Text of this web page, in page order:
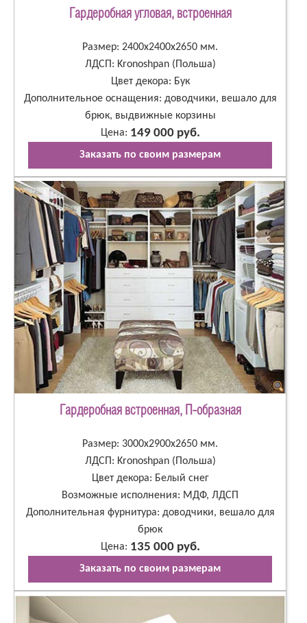
Гардеробная угловая, встроенная
Размер: 2400х2400х2650 мм.
ЛДСП: Kronoshpan (Польша)
Цвет декора: Бук
Дополнительное оснащения: доводчики, вешало для
брюк, выдвижные корзины
Цена: 149 000 руб.
Заказать по своим размерам
Гардеробная встроенная, П-образная
Размер: 3000х2900х2650 мм.
ЛДСП: Kronoshpan (Польша)
Цвет декора: Белый снег
Возможные исполнения: МДФ, ЛДСП
Дополнительная фурнитура: доводчики, вешало для
брюк
Цена: 135 000 руб.
Заказать по своим размерам